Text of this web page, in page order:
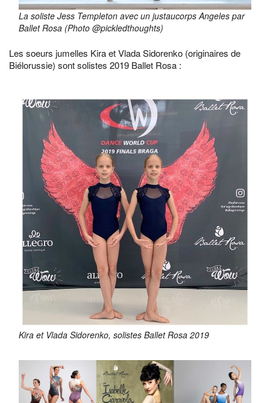
La soliste Jess Templeton avec un justaucorps Angeles par
Ballet Rosa (Photo @pickledthoughts)
Les soeurs jumelles Kira et Vlada Sidorenko (originaires de
Biélorussie) sont solistes 2019 Ballet Rosa :
Kira et Vlada Sidorenko, solistes Ballet Rosa 2019